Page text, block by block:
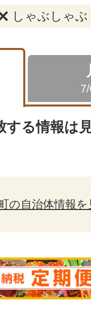
しゃぶしゃぶ
する情報は
の自治体情報を